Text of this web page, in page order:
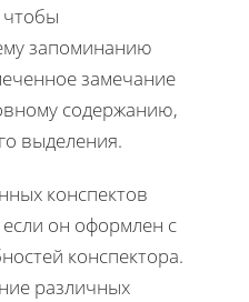
чтобы
запоминанию
замечание
содержанию,
выделения.
конспектов
если он оформлен с
конспектора.
различных